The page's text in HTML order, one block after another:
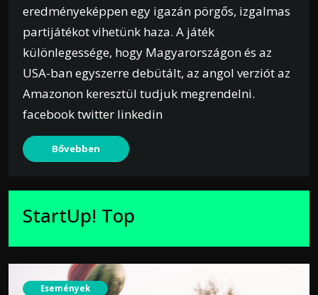
eredményeképpen egy igazán pörgős, izgalmas
partijátékot vihetünk haza. A játék
különlegessége, hogy Magyarországon és az
USA-ban egyszerre debütált, az angol verziót az
Amazonon keresztül tudjuk megrendelni.
facebook twitter linkedin
Bővebben
StartUp! Top
Események